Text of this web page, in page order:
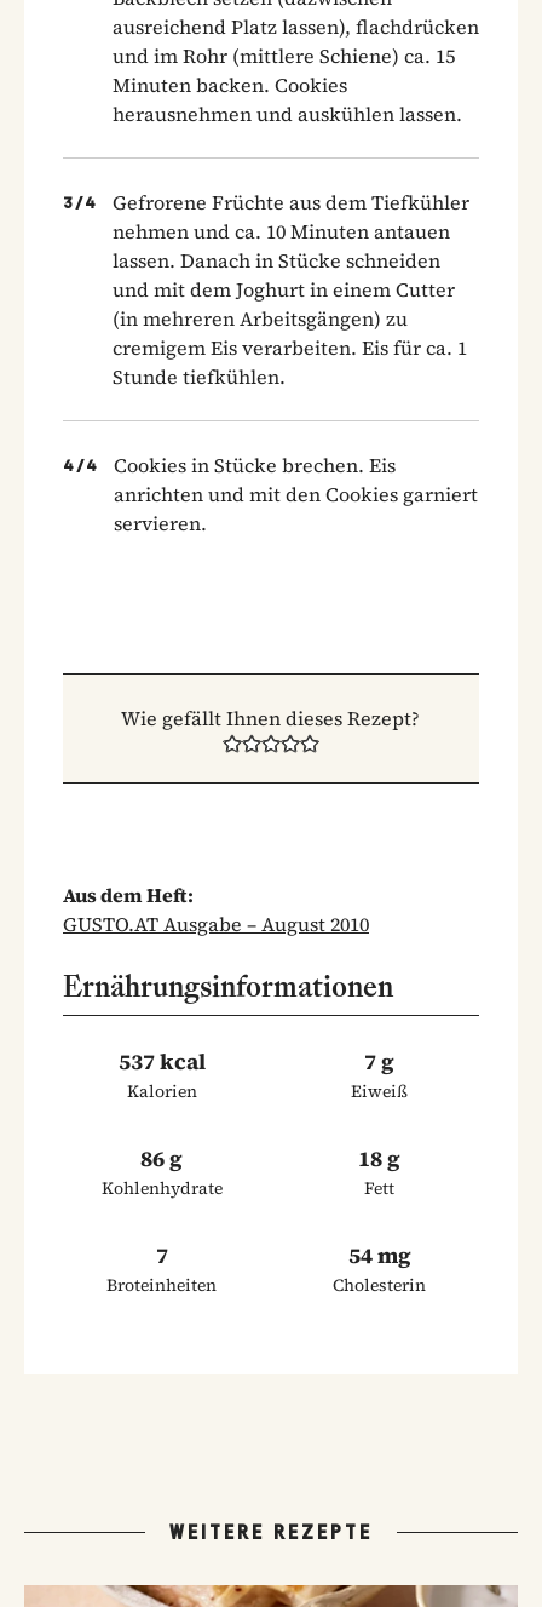
ausreichend Platz lassen), flachdrücken
und im Rohr (mittlere Schiene) ca. 15
Minuten backen. Cookies
herausnehmen und auskühlen lassen.
3 /4
Gefrorene Früchte aus dem Tiefkühler
nehmen und ca. 10 Minuten antauen
lassen. Danach in Stücke schneiden
und mit dem Joghurt in einem Cutter
(in mehreren Arbeitsgängen) zu
cremigem Eis verarbeiten. Eis für ca. 1
Stunde tiefkühlen.
4 /4
Cookies in Stücke brechen. Eis
anrichten und mit den Cookies garniert
servieren.
Wie gefällt Ihnen dieses Rezept?
Aus dem Heft:
GUSTO.AT Ausgabe – August 2010
Ernährungsinformationen
537 kcal
Kalorien
7 g
Eiweiß
86 g
Kohlenhydrate
18 g
Fett
7
Broteinheiten
54 mg
Cholesterin
WEITERE REZEPTE